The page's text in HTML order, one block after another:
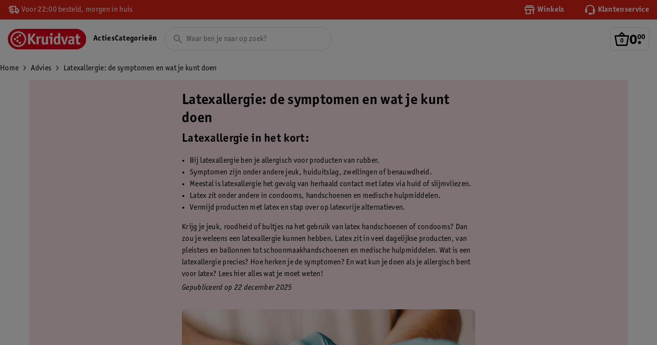
Voor 22:00 besteld, morgen in huis Winkels Klantenservice
0.
00
ActiesCategorieën
Home Advies Latexallergie: de symptomen en wat je kunt doen
Latexallergie: de symptomen en wat je kunt
doen
Latexallergie in het kort:
Bij latexallergie ben je allergisch voor producten van rubber.
Symptomen zijn onder andere jeuk, huiduitslag, zwellingen of benauwdheid.
Meestal is latexallergie het gevolg van herhaald contact met latex via huid of slijmvliezen.
Latex zit onder andere in condooms, handschoenen en medische hulpmiddelen.
Vermijd producten met latex en stap over op latexvrije alternatieven.
Krijg je jeuk, roodheid of bultjes na het gebruik van latex handschoenen of condooms? Dan
zou je weleens een latexallergie kunnen hebben. Latex zit in veel dagelijkse producten, van
pleisters en ballonnen tot schoonmaakhandschoenen en medische hulpmiddelen. Wat is een
latexallergie precies? Hoe herken je de symptomen? En wat kun je doen als je allergisch bent
voor latex? Lees hier alles wat je moet weten!
Gepubliceerd op 22 december 2025